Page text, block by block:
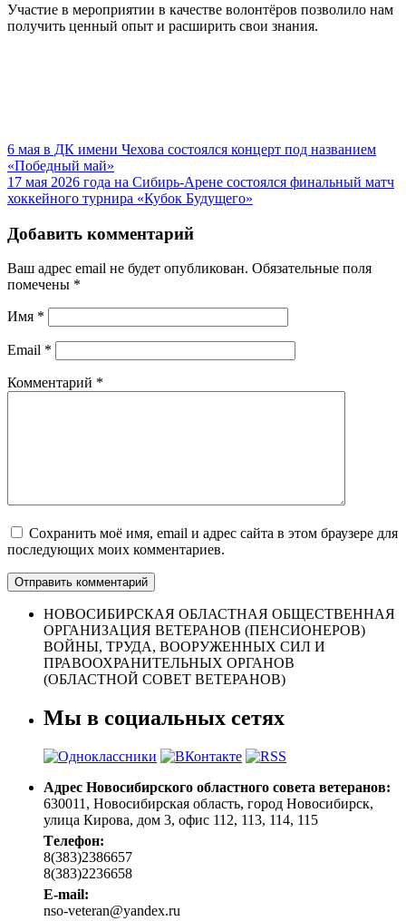
Участие в мероприятии в качестве волонтёров позволило нам
получить ценный опыт и расширить свои знания.
6 мая в ДК имени Чехова состоялся концерт под названием
«Победный май»
17 мая 2026 года на Сибирь-Арене состоялся финальный матч
хоккейного турнира «Кубок Будущего»
Добавить комментарий
Ваш адрес email не будет опубликован. Обязательные поля
помечены *
Имя *
Email *
Комментарий *
Сохранить моё имя, email и адрес сайта в этом браузере для
последующих моих комментариев.
НОВОСИБИРСКАЯ ОБЛАСТНАЯ ОБЩЕСТВЕННАЯ
ОРГАНИЗАЦИЯ ВЕТЕРАНОВ (ПЕНСИОНЕРОВ)
ВОЙНЫ, ТРУДА, ВООРУЖЕННЫХ СИЛ И
ПРАВООХРАНИТЕЛЬНЫХ ОРГАНОВ
(ОБЛАСТНОЙ СОВЕТ ВЕТЕРАНОВ)
Мы в социальных сетях
Адрес Новосибирского областного совета ветеранов:
630011, Новосибирская область, город Новосибирск,
улица Кирова, дом 3, офис 112, 113, 114, 115
Tелефон:
8(383)2386657
8(383)2236658
E-mail:
nso-veteran@yandex.ru